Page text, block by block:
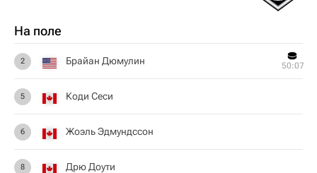
На поле
2 Брайан Дюмулин 50:07
5 Коди Сеси
6 Жоэль Эдмундссон
8 Дрю Доути